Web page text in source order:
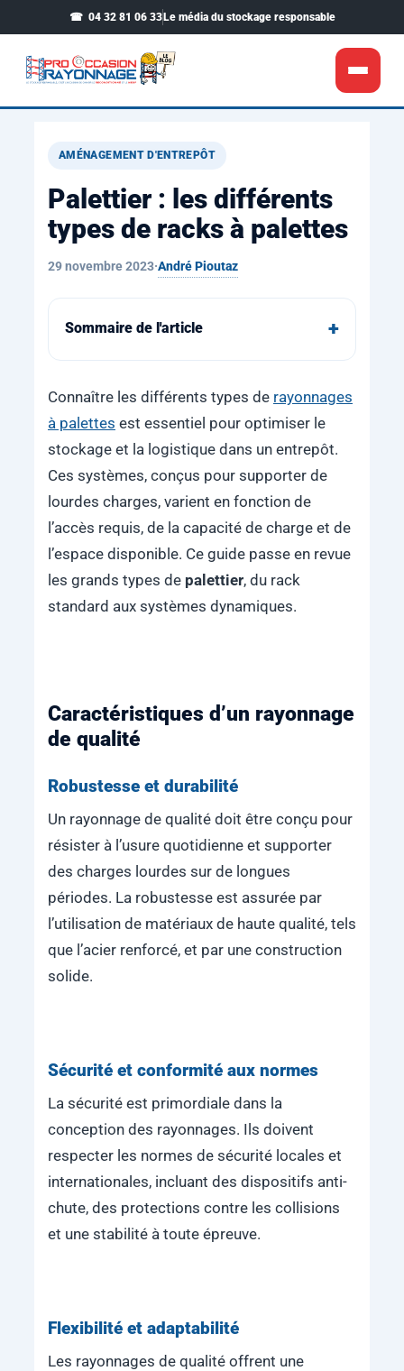
04 32 81 06 33 Le média du stockage responsable
Nos réalisations
Voir notre boutique
AMÉNAGEMENT D'ENTREPÔT
Palettier : les différents
types de racks à palettes
29 novembre 2023·André Pioutaz
Sommaire de l'article
Connaître les différents types de rayonnages
à palettes est essentiel pour optimiser le
stockage et la logistique dans un entrepôt.
Ces systèmes, conçus pour supporter de
lourdes charges, varient en fonction de
l’accès requis, de la capacité de charge et de
l’espace disponible. Ce guide passe en revue
les grands types de palettier, du rack
standard aux systèmes dynamiques.
Caractéristiques d’un rayonnage
de qualité
Robustesse et durabilité
Un rayonnage de qualité doit être conçu pour
résister à l’usure quotidienne et supporter
des charges lourdes sur de longues
périodes. La robustesse est assurée par
l’utilisation de matériaux de haute qualité, tels
que l’acier renforcé, et par une construction
solide.
Sécurité et conformité aux normes
La sécurité est primordiale dans la
conception des rayonnages. Ils doivent
respecter les normes de sécurité locales et
internationales, incluant des dispositifs anti-
chute, des protections contre les collisions
et une stabilité à toute épreuve.
Flexibilité et adaptabilité
Les rayonnages de qualité offrent une